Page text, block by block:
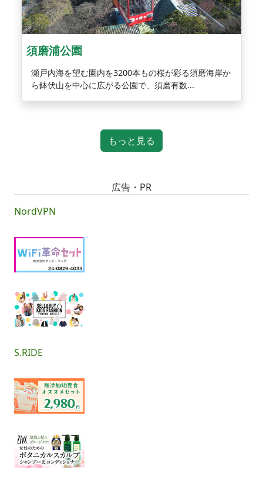
須磨浦公園
瀬戸内海を望む園内を3200本もの桜が彩る須磨海岸か
ら鉢伏山を中心に広がる公園で、須磨有数...
もっと見る
広告・PR
NordVPN
S.RIDE